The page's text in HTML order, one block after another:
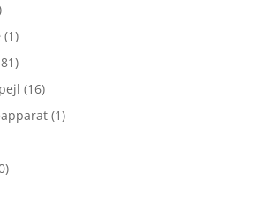
(1)
(16)
(1)